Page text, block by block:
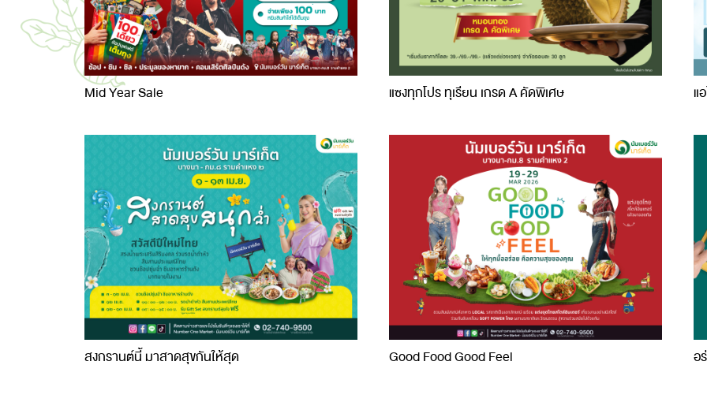
Mid Year Sale แซงทุกโปร ทุเรียน เกรด A คัดพิเศษ แ
สงกรานต์นี้ มาสาดสุขกันให้สุด Good Food Good Feel อ